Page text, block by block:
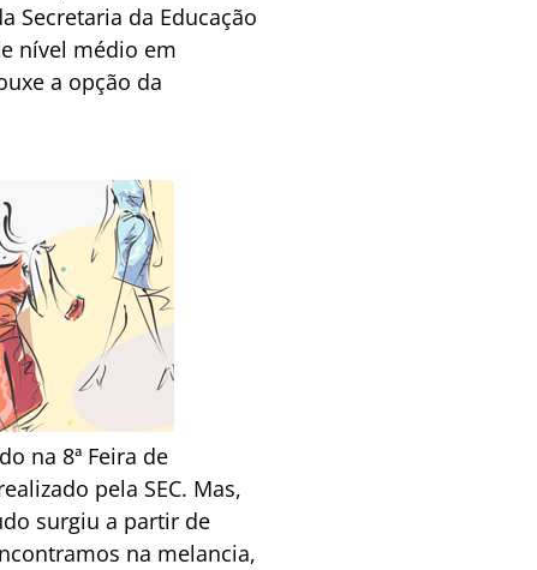
Secretaria da Educação
nível médio em
a opção da
na 8ª Feira de
pela SEC. Mas,
surgiu a partir de
na melancia,